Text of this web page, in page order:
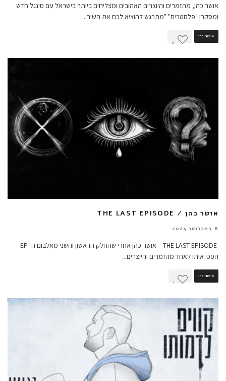
אושר כהן, מהזמרים והיוצרים האהובים ומצליחים ביותר בישראל עם סינגל חדש
ומסקרן "פלסטרים" "מתרגש להוציא לכם את השיר...
אושר כהן
0
אושר כהן / THE LAST EPISODE
8 בפברואר 2024
THE LAST EPISODE – אושר כהן אחרי שהחלק הראשון והשני מאלבום ה- EP
הפכו אותו לאחד מהזמרים והיוצרים...
אושר כהן
1